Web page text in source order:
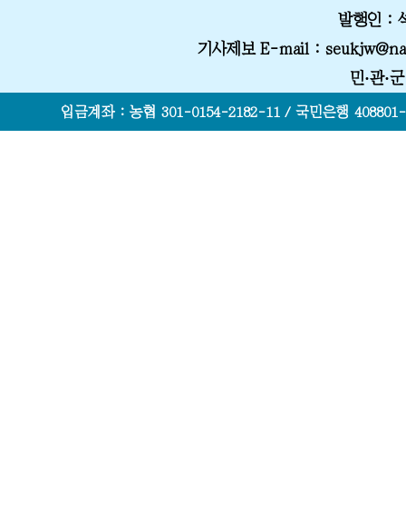
발행인 :
기사제보 E-mail :
민·관·
입금계좌 : 농협 301-0154-2182-11 / 국민은행